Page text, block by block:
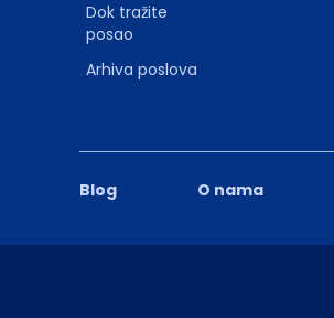
Blog O nama
Dok tražite
posao
Arhiva poslova